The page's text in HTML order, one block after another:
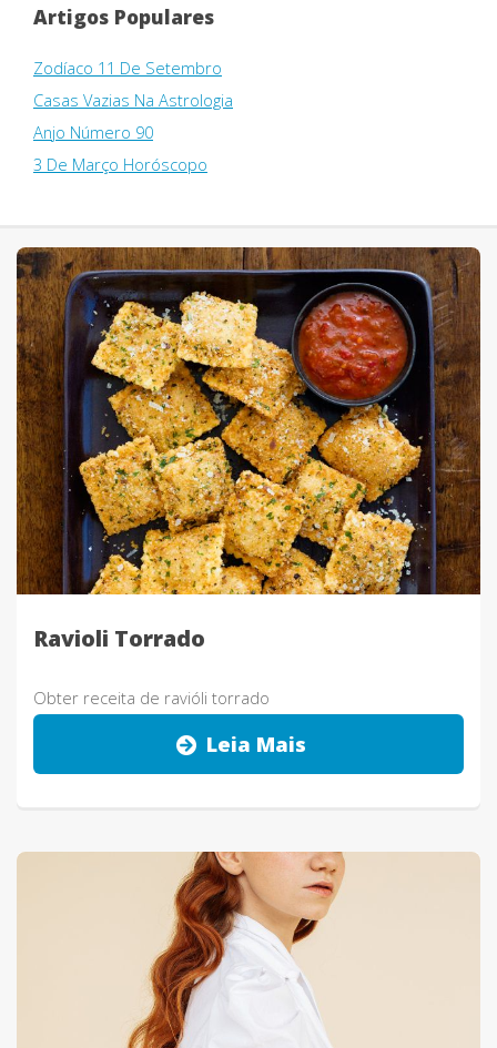
Artigos Populares
Zodíaco 11 De Setembro
Casas Vazias Na Astrologia
Anjo Número 90
3 De Março Horóscopo
Ravioli Torrado
Obter receita de ravióli torrado
Leia Mais